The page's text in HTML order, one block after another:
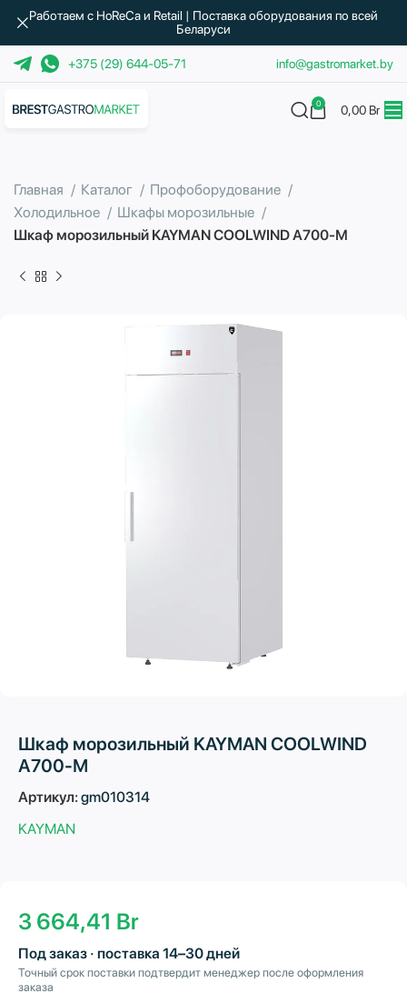
+375 (29) 644-05-71 info@gastromarket.by
0 0,00 Br
Главная Каталог
Профоборудование
Холодильное
Шкафы морозильные
Шкаф морозильный KAYMAN COOLWIND А700-М
Шкаф морозильный KAYMAN COOLWIND
А700-М
Артикул:gm010314
KAYMAN
3 664,41 Br
Под заказ · поставка 14–30 дней
Точный срок поставки подтвердит менеджер после оформления
заказа
Работаем с HoReCa и Retail | Поставка оборудования по всей
Беларуси